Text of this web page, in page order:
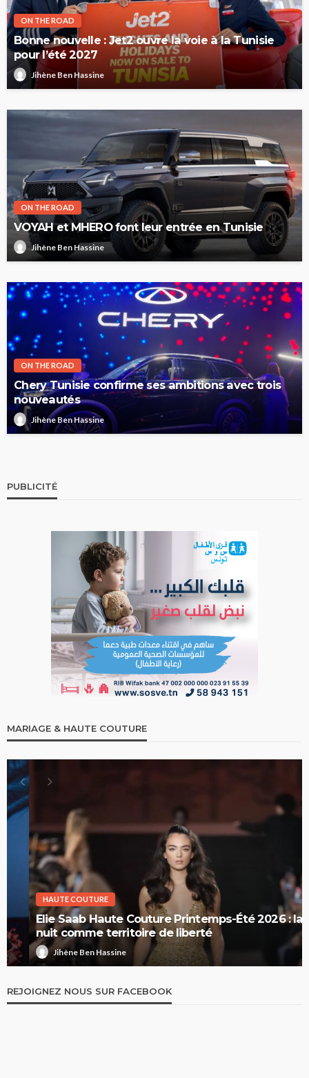
ON THE ROAD
Bonne nouvelle : Jet2 ouvre la voie à la Tunisie
pour l’été 2027
Jihène Ben Hassine
ON THE ROAD
VOYAH et MHERO font leur entrée en Tunisie
Jihène Ben Hassine
ON THE ROAD
Chery Tunisie confirme ses ambitions avec trois
nouveautés
Jihène Ben Hassine
PUBLICITÉ
MARIAGE & HAUTE COUTURE
HAUTE COUTURE
Elie Saab Haute Couture Printemps-Été 2026 : la
nuit comme territoire de liberté
Jihène Ben Hassine
REJOIGNEZ NOUS SUR FACEBOOK